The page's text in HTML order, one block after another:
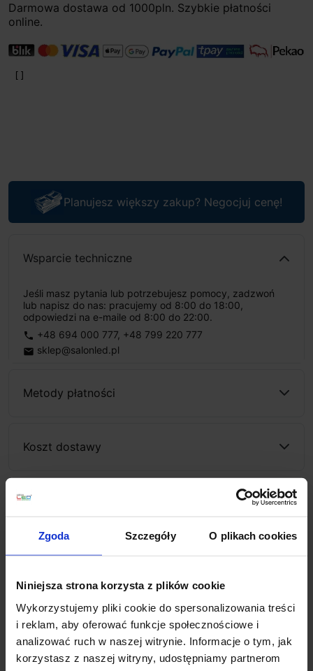
Zgoda Szczegóły O plikach cookies
Niniejsza strona korzysta z plików cookie
Wykorzystujemy pliki cookie do spersonalizowania treści
i reklam, aby oferować funkcje społecznościowe i
analizować ruch w naszej witrynie. Informacje o tym, jak
korzystasz z naszej witryny, udostępniamy partnerom
Darmowa dostawa od 1000pln. Szybkie płatności
online.
Planujesz większy zakup? Negocjuj cenę!
Wsparcie techniczne
Jeśli masz pytania lub potrzebujesz pomocy, zadzwoń
lub napisz do nas: pracujemy od 8:00 do 18:00,
odpowiedzi na e-maile od 8:00 do 22:00.
phone +48 694 000 777, +48 799 220 777
email sklep@salonled.pl
Metody płatności
Koszt dostawy
Zapytaj o produkt
REDLUX HUE R 9
R13127, R13128, R13129, R13130, R13131, R13440
lampa LED, natynkowa o średnicy 9 cm. Oprawa
występuje aż w 6 kolorach do wyboru: biały, matowy